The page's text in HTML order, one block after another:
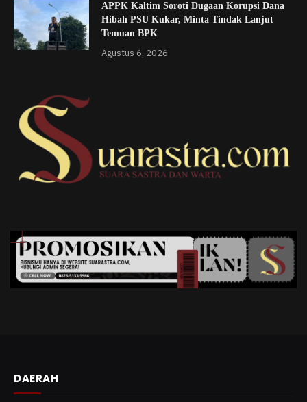
APPK Kaltim Soroti Dugaan Korupsi Dana
Hibah PSU Kukar, Minta Tindak Lanjut
Temuan BPK
Agustus 6, 2026
DAERAH